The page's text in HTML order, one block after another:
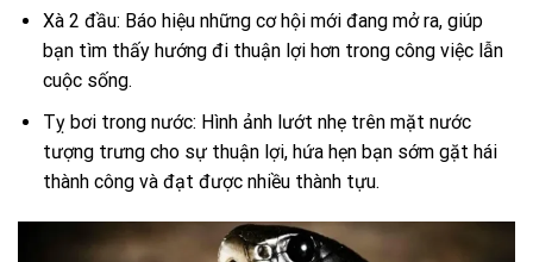
Xà 2 đầu: Báo hiệu những cơ hội mới đang mở ra, giúp
bạn tìm thấy hướng đi thuận lợi hơn trong công việc lẫn
cuộc sống.
Tỵ bơi trong nước: Hình ảnh lướt nhẹ trên mặt nước
tượng trưng cho sự thuận lợi, hứa hẹn bạn sớm gặt hái
thành công và đạt được nhiều thành tựu.